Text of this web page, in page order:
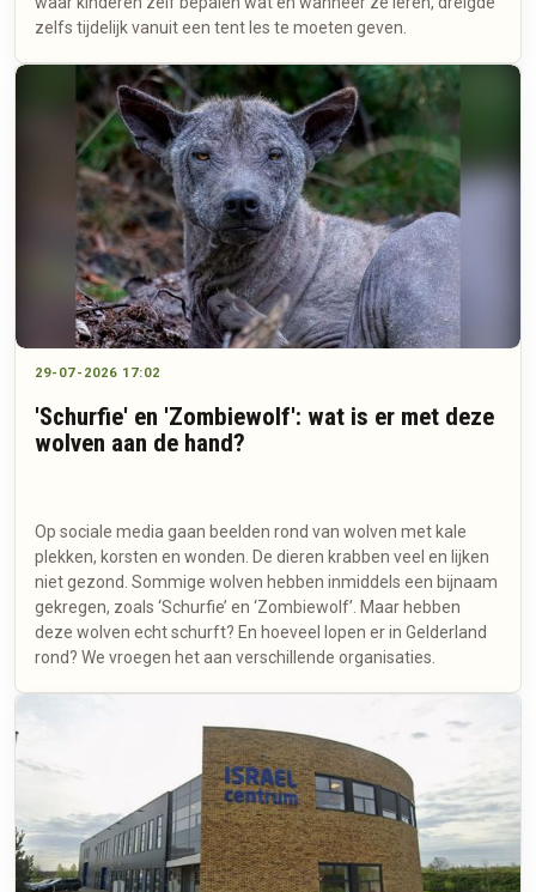
zelfs tijdelijk vanuit een tent les te moeten geven.
29-07-2026 17:02
'Schurfie' en 'Zombiewolf': wat is er met deze
wolven aan de hand?
Op sociale media gaan beelden rond van wolven met kale
plekken, korsten en wonden. De dieren krabben veel en lijken
niet gezond. Sommige wolven hebben inmiddels een bijnaam
gekregen, zoals ‘Schurfie’ en ‘Zombiewolf’. Maar hebben
deze wolven echt schurft? En hoeveel lopen er in Gelderland
rond? We vroegen het aan verschillende organisaties.